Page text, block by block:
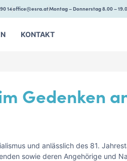
14office@esra.atMontag – Donnerstag 8.00 –
KONTAKT
Gedenken
und anlässlich des 81.
sowie deren Angehörige und